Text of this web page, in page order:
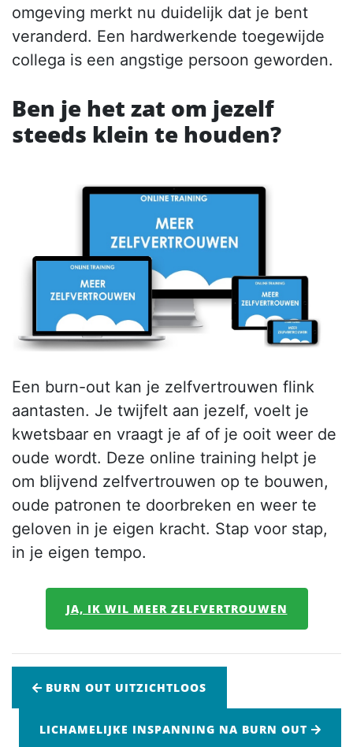
omgeving merkt nu duidelijk dat je bent
veranderd. Een hardwerkende toegewijde
collega is een angstige persoon geworden.
Ben je het zat om jezelf
steeds klein te houden?
Een burn-out kan je zelfvertrouwen flink
aantasten. Je twijfelt aan jezelf, voelt je
kwetsbaar en vraagt je af of je ooit weer de
oude wordt. Deze online training helpt je
om blijvend zelfvertrouwen op te bouwen,
oude patronen te doorbreken en weer te
geloven in je eigen kracht. Stap voor stap,
in je eigen tempo.
JA, IK WIL MEER ZELFVERTROUWEN
BURN OUT UITZICHTLOOS
LICHAMELIJKE INSPANNING NA BURN OUT